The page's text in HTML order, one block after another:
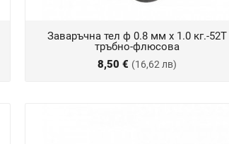
Заваръчна тел ф 0.8 мм х 1.0 кг.-52T
тръбно-флюсова
8,50 € (16,62 лв)